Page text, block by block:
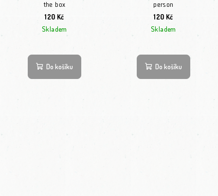
the box
120 Kč
Skladem
Do košíku
person
120 Kč
Skladem
Do košíku